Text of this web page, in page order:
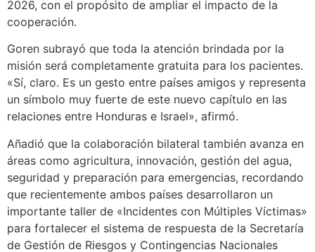
2026, con el propósito de ampliar el impacto de la
cooperación.
Goren subrayó que toda la atención brindada por la
misión será completamente gratuita para los pacientes.
«Sí, claro. Es un gesto entre países amigos y representa
un símbolo muy fuerte de este nuevo capítulo en las
relaciones entre Honduras e Israel», afirmó.
Añadió que la colaboración bilateral también avanza en
áreas como agricultura, innovación, gestión del agua,
seguridad y preparación para emergencias, recordando
que recientemente ambos países desarrollaron un
importante taller de «Incidentes con Múltiples Víctimas»
para fortalecer el sistema de respuesta de la Secretaría
de Gestión de Riesgos y Contingencias Nacionales